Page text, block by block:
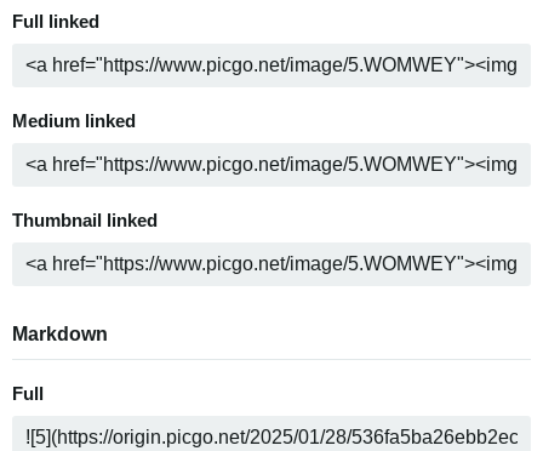
Full linked
Medium linked
Thumbnail linked
Markdown
Full